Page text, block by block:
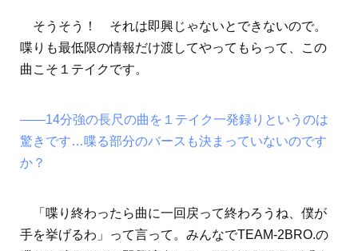
そうそう！ それは即興じゃないとできないので。
喋りも最低限の情報だけ渡してやってもらって、この
曲こそ１テイクです。
――14分強の長尺の曲を１テイク一発録りというのは
驚きです…喋る部分のバースも決まっていないのです
か？
「喋り終わったら曲に一回戻って終わろうね、僕が
手を挙げるわ」って言って。みんなでTEAM-2BRO.の